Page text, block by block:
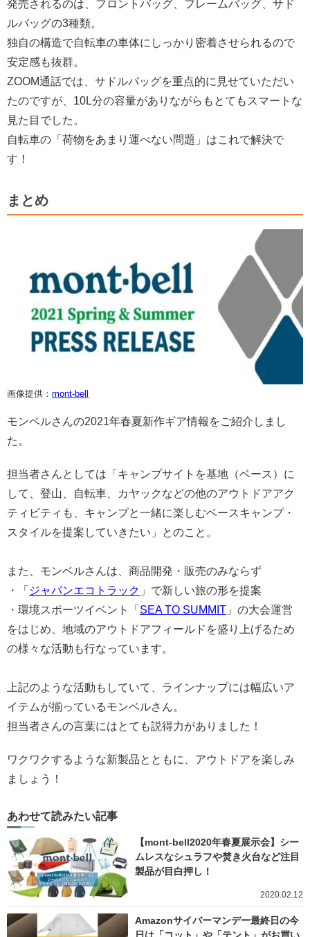
発売されるのは、フロントバッグ、フレームバッグ、サド
ルバッグの3種類。
独自の構造で自転車の車体にしっかり密着させられるので
安定感も抜群。
ZOOM通話では、サドルバッグを重点的に見せていただい
たのですが、10L分の容量がありながらもとてもスマートな
見た目でした。
自転車の「荷物をあまり運べない問題」はこれで解決で
す！
まとめ
画像提供： mont-bell
モンベルさんの2021年春夏新作ギア情報をご紹介しまし
た。
担当者さんとしては「キャンプサイトを基地（ベース）に
して、登山、自転車、カヤックなどの他のアウトドアアク
ティビティも、キャンプと一緒に楽しむベースキャンプ・
スタイルを提案していきたい」とのこと。
また、モンベルさんは、商品開発・販売のみならず
・「 ジャパンエコトラック 」で新しい旅の形を提案
・環境スポーツイベント「 SEA TO SUMMIT 」の大会運営
をはじめ、地域のアウトドアフィールドを盛り上げるため
の様々な活動も行なっています。
上記のような活動もしていて、ラインナップには幅広いア
イテムが揃っているモンベルさん。
担当者さんの言葉にはとても説得力がありました！
ワクワクするような新製品とともに、アウトドアを楽しみ
ましょう！
あわせて読みたい記事
【mont-bell2020年春夏展示会】シー
ムレスなシュラフや焚き火台など注目
製品が目白押し！
2020.02.12
Amazonサイバーマンデー最終日の今